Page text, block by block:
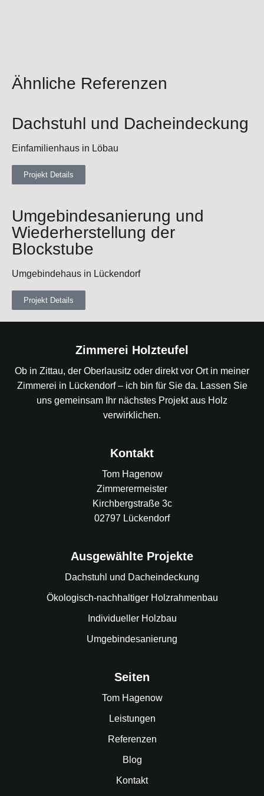
Ähnliche Referenzen
Dachstuhl und Dacheindeckung
Einfamilienhaus in Löbau
Projekt Details
Umgebindesanierung und
Wiederherstellung der
Blockstube
Umgebindehaus in Lückendorf
Projekt Details
Zimmerei Holzteufel
Ob in Zittau, der Oberlausitz oder direkt vor Ort in meiner
Zimmerei in Lückendorf – ich bin für Sie da. Lassen Sie
uns gemeinsam Ihr nächstes Projekt aus Holz
verwirklichen.
Kontakt
Tom Hagenow
Zimmerermeister
Kirchbergstraße 3c
02797 Lückendorf
Ausgewählte Projekte
Dachstuhl und Dacheindeckung
Ökologisch-nachhaltiger Holzrahmenbau
Individueller Holzbau
Umgebindesanierung
Seiten
Tom Hagenow
Leistungen
Referenzen
Blog
Kontakt